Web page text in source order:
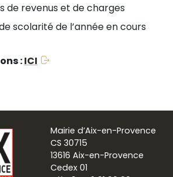
de revenus et de charges
scolarité de l’année en cours
:ICI
Mairie d’Aix-en-Provence
CS 30715
13616 Aix-en-Provence
Cedex 01